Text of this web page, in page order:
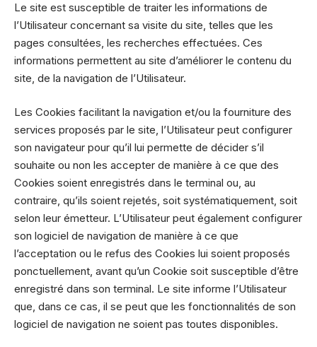
Le site est susceptible de traiter les informations de
l’Utilisateur concernant sa visite du site, telles que les
pages consultées, les recherches effectuées. Ces
informations permettent au site d’améliorer le contenu du
site, de la navigation de l’Utilisateur.
Les Cookies facilitant la navigation et/ou la fourniture des
services proposés par le site, l’Utilisateur peut configurer
son navigateur pour qu’il lui permette de décider s’il
souhaite ou non les accepter de manière à ce que des
Cookies soient enregistrés dans le terminal ou, au
contraire, qu’ils soient rejetés, soit systématiquement, soit
selon leur émetteur. L’Utilisateur peut également configurer
son logiciel de navigation de manière à ce que
l’acceptation ou le refus des Cookies lui soient proposés
ponctuellement, avant qu’un Cookie soit susceptible d’être
enregistré dans son terminal. Le site informe l’Utilisateur
que, dans ce cas, il se peut que les fonctionnalités de son
logiciel de navigation ne soient pas toutes disponibles.